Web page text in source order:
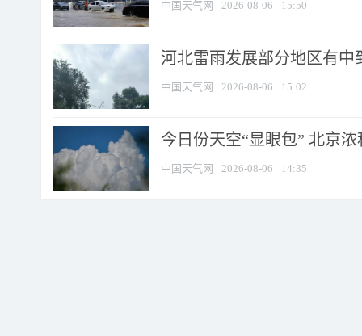
中国天气网 2026-08-06 15:50
河北雷雨发展部分地区有中
中国天气网 2026-08-06 15:02
今日份天空“显眼包” 北京
中国天气网 2026-08-06 14:35